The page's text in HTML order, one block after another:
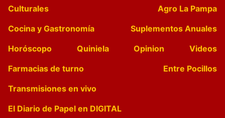
Culturales
Agro La Pampa
Cocina y Gastronomía
Suplementos Anuales
Horóscopo
Quiniela Opinion
Videos
Farmacias de turno
Entre Pocillos
Transmisiones en vivo
El Diario de Papel en DIGITAL